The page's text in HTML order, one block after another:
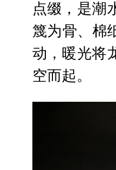
点缀，是潮
篾为骨、棉
动，暖光将
空而起。